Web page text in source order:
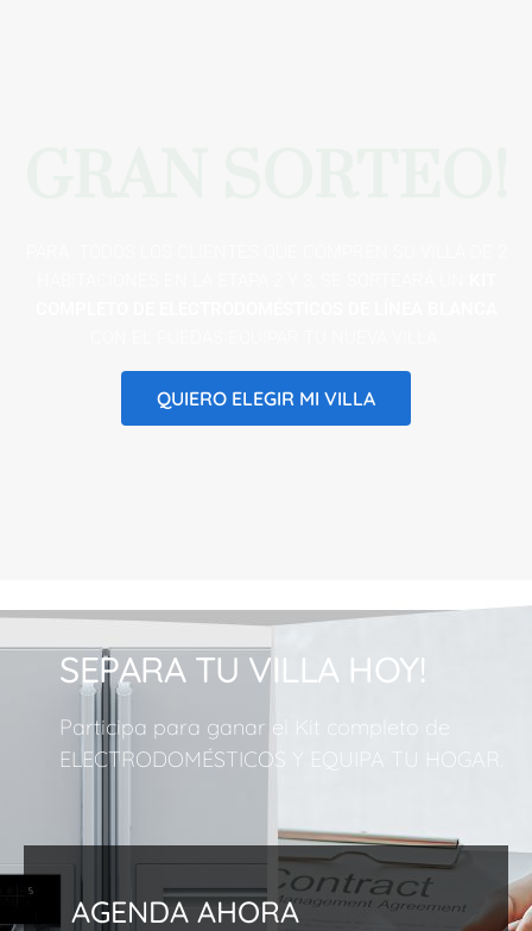
QUIERO ELEGIR MI VILLA
SEPARA TU VILLA HOY!
Participa para ganar el Kit completo de
ELECTRODOMÉSTICOS Y EQUIPA TU HOGAR.
AGENDA AHORA